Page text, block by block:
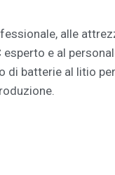
alle
e al
di batterie al litio